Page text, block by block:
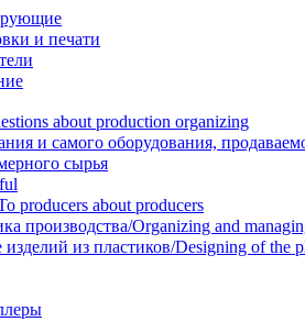
и печати
about production organizing
и самого оборудования,
сырья
producers about producers
производства/Organizing and
из пластиков/Designing of the